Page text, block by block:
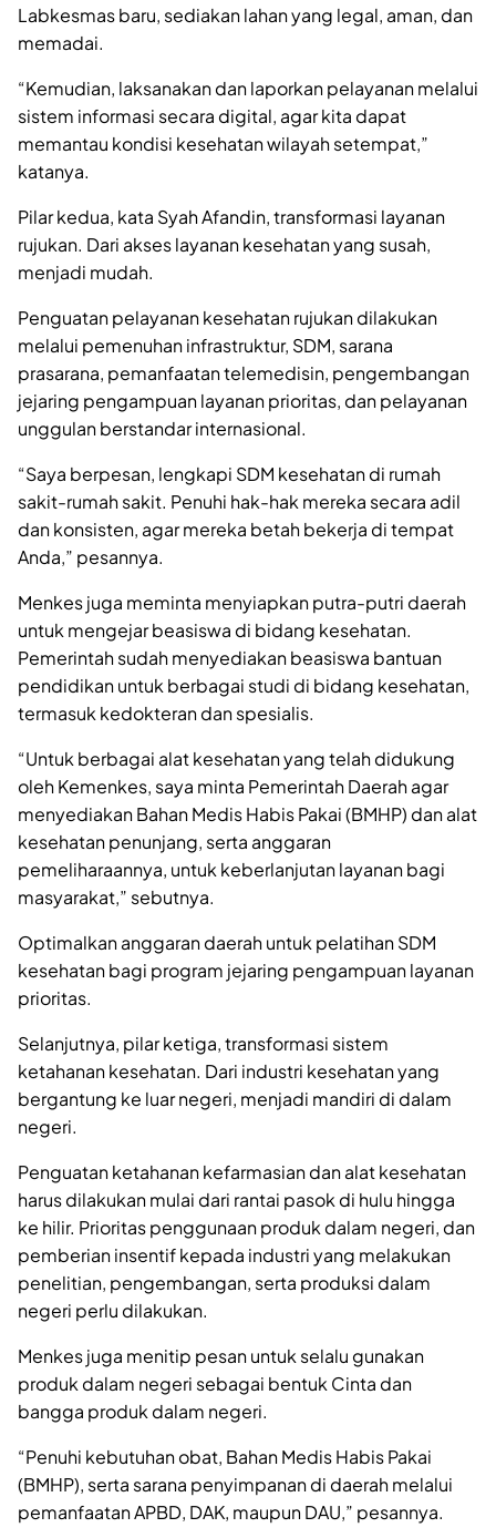
Labkesmas baru, sediakan lahan yang legal, aman, dan
memadai.
“Kemudian, laksanakan dan laporkan pelayanan melalui
sistem informasi secara digital, agar kita dapat
memantau kondisi kesehatan wilayah setempat,”
katanya.
Pilar kedua, kata Syah Afandin, transformasi layanan
rujukan. Dari akses layanan kesehatan yang susah,
menjadi mudah.
Penguatan pelayanan kesehatan rujukan dilakukan
melalui pemenuhan infrastruktur, SDM, sarana
prasarana, pemanfaatan telemedisin, pengembangan
jejaring pengampuan layanan prioritas, dan pelayanan
unggulan berstandar internasional.
“Saya berpesan, lengkapi SDM kesehatan di rumah
sakit-rumah sakit. Penuhi hak-hak mereka secara adil
dan konsisten, agar mereka betah bekerja di tempat
Anda,” pesannya.
Menkes juga meminta menyiapkan putra-putri daerah
untuk mengejar beasiswa di bidang kesehatan.
Pemerintah sudah menyediakan beasiswa bantuan
pendidikan untuk berbagai studi di bidang kesehatan,
termasuk kedokteran dan spesialis.
“Untuk berbagai alat kesehatan yang telah didukung
oleh Kemenkes, saya minta Pemerintah Daerah agar
menyediakan Bahan Medis Habis Pakai (BMHP) dan alat
kesehatan penunjang, serta anggaran
pemeliharaannya, untuk keberlanjutan layanan bagi
masyarakat,” sebutnya.
Optimalkan anggaran daerah untuk pelatihan SDM
kesehatan bagi program jejaring pengampuan layanan
prioritas.
Selanjutnya, pilar ketiga, transformasi sistem
ketahanan kesehatan. Dari industri kesehatan yang
bergantung ke luar negeri, menjadi mandiri di dalam
negeri.
Penguatan ketahanan kefarmasian dan alat kesehatan
harus dilakukan mulai dari rantai pasok di hulu hingga
ke hilir. Prioritas penggunaan produk dalam negeri, dan
pemberian insentif kepada industri yang melakukan
penelitian, pengembangan, serta produksi dalam
negeri perlu dilakukan.
Menkes juga menitip pesan untuk selalu gunakan
produk dalam negeri sebagai bentuk Cinta dan
bangga produk dalam negeri.
“Penuhi kebutuhan obat, Bahan Medis Habis Pakai
(BMHP), serta sarana penyimpanan di daerah melalui
pemanfaatan APBD, DAK, maupun DAU,” pesannya.